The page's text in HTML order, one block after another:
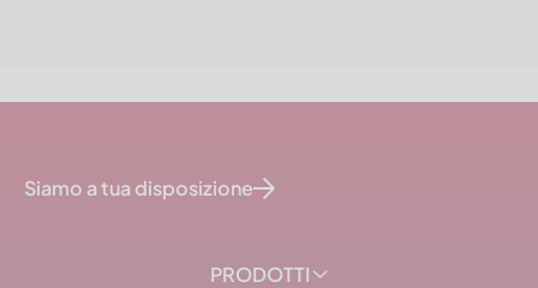
Siamo a tua disposizione
PRODOTTI